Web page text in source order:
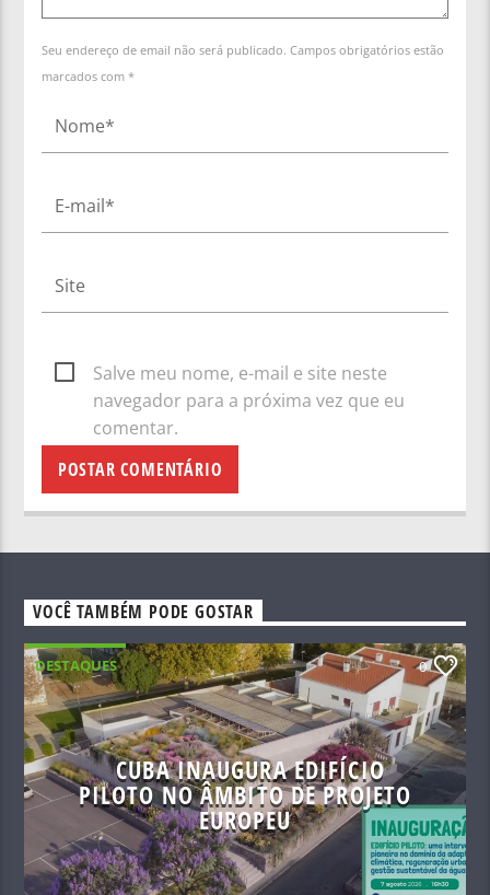
Seu endereço de email não será publicado. Campos obrigatórios estão
marcados com *
Salve meu nome, e-mail e site neste
navegador para a próxima vez que eu
comentar.
VOCÊ TAMBÉM PODE GOSTAR
DESTAQUES 0
CUBA INAUGURA EDIFÍCIO
PILOTO NO ÂMBITO DE PROJETO
EUROPEU